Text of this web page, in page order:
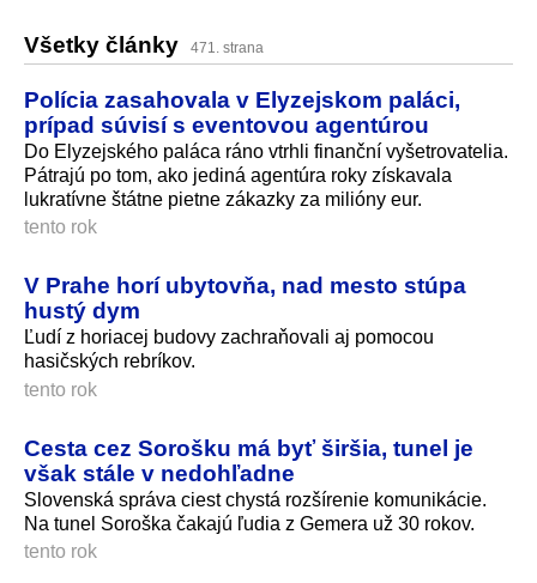
Všetky články 471. strana
Polícia zasahovala v Elyzejskom paláci,
prípad súvisí s eventovou agentúrou
Do Elyzejského paláca ráno vtrhli finanční vyšetrovatelia.
Pátrajú po tom, ako jediná agentúra roky získavala
lukratívne štátne pietne zákazky za milióny eur.
tento rok
V Prahe horí ubytovňa, nad mesto stúpa
hustý dym
Ľudí z horiacej budovy zachraňovali aj pomocou
hasičských rebríkov.
tento rok
Cesta cez Sorošku má byť širšia, tunel je
však stále v nedohľadne
Slovenská správa ciest chystá rozšírenie komunikácie.
Na tunel Soroška čakajú ľudia z Gemera už 30 rokov.
tento rok